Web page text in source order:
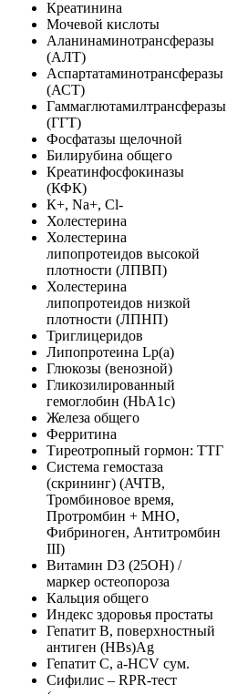
Креатинина
Мочевой кислоты
Аланинаминотрансферазы
(АЛТ)
Аспартатаминотрансферазы
(АСТ)
Гаммаглютамилтрансферазы
(ГГТ)
Фосфатазы щелочной
Билирубина общего
Креатинфосфокиназы
(КФК)
К+, Na+, Cl-
Холестерина
Холестерина
липопротеидов высокой
плотности (ЛПВП)
Холестерина
липопротеидов низкой
плотности (ЛПНП)
Триглицеридов
Липопротеина Lp(a)
Глюкозы (венозной)
Гликозилированный
гемоглобин (HbA1c)
Железа общего
Ферритина
Тиреотропный гормон: ТТГ
Система гемостаза
(скрининг) (АЧТВ,
Тромбиновое время,
Протромбин + MHO,
Фибриноген, Антитромбин
III)
Витамин D3 (25ОН) /
маркер остеопороза
Кальция общего
Индекс здоровья простаты
Гепатит B, поверхностный
антиген (HBs)Ag
Гепатит C, a-HCV сум.
Сифилис – RPR-тест